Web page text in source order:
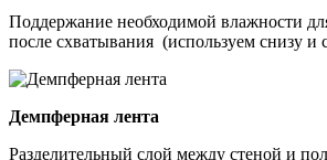
Поддержание необходимой влажности
после схватывания (используем снизу и
Демпферная лента
Разделительный слой между стеной и